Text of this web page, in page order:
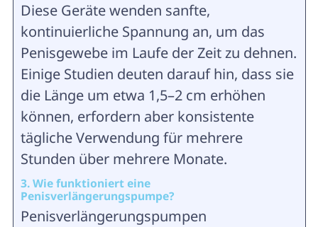
Diese Geräte wenden sanfte,
kontinuierliche Spannung an, um das
Penisgewebe im Laufe der Zeit zu dehnen.
Einige Studien deuten darauf hin, dass sie
die Länge um etwa 1,5–2 cm erhöhen
können, erfordern aber konsistente
tägliche Verwendung für mehrere
Stunden über mehrere Monate.
3. Wie funktioniert eine
Penisverlängerungspumpe?
Penisverlängerungspumpen